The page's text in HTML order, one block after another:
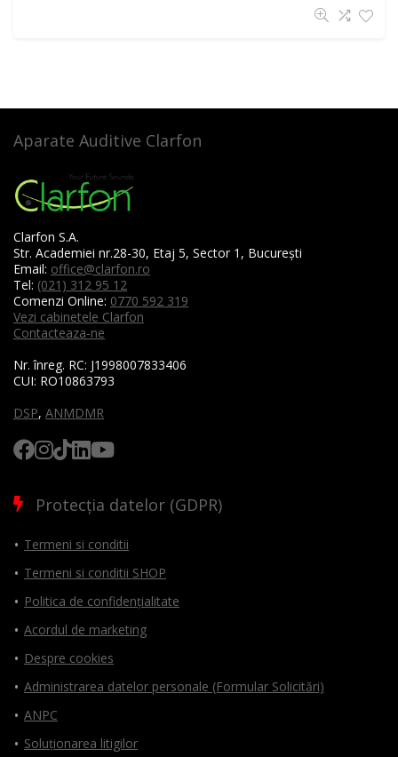
Aparate Auditive Clarfon
Clarfon S.A.
Str. Academiei nr.28-30, Etaj 5, Sector 1, București
Email: office@clarfon.ro
Tel: (021) 312 95 12
Comenzi Online: 0770 592 319
Vezi cabinetele Clarfon
Contacteaza-ne
Nr. înreg. RC: J1998007833406
CUI: RO10863793
DSP, ANMDMR
Protecția datelor (GDPR)
Termeni si conditii
Termeni si conditii SHOP
Politica de confidențialitate
Acordul de marketing
Despre cookies
Administrarea datelor personale (Formular Solicitări)
ANPC
Soluționarea litigilor